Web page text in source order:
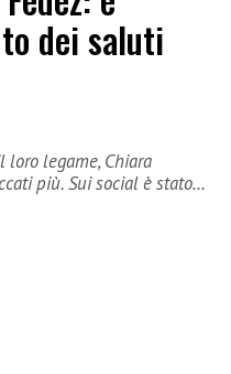
dei saluti
legame, Chiara
più. Sui social è stato…